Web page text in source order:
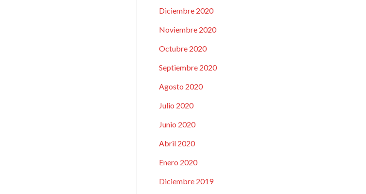
Diciembre 2020
Noviembre 2020
Octubre 2020
Septiembre 2020
Agosto 2020
Julio 2020
Junio 2020
Abril 2020
Enero 2020
Diciembre 2019